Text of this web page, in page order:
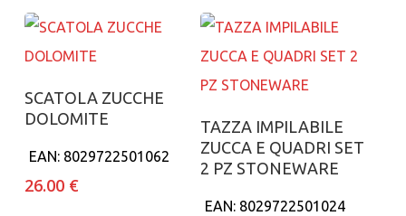
Aggiungi al carrello
SCATOLA ZUCCHE
DOLOMITE
EAN: 8029722501062
26.00 €
Aggiungi al carrello
TAZZA IMPILABILE
ZUCCA E QUADRI SET
2 PZ STONEWARE
EAN: 8029722501024